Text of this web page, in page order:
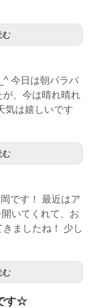
む
今日は朝パラパ
、今は晴れ晴れ
気は嬉しいです
む
です！ 最近はア
いてくれて、お
ましたね！ 少し
む
す☆